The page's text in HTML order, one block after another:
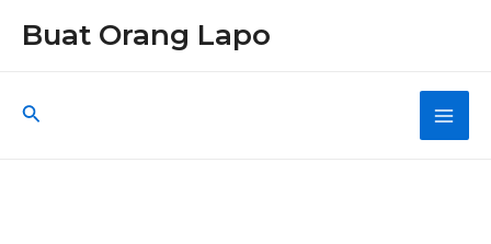
Buat Orang Lapo
Search
Main